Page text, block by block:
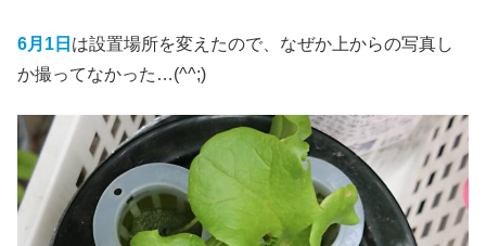
6月1日 は設置場所を変えたので、なぜか上からの写真し
か撮ってなかった…(^^;)